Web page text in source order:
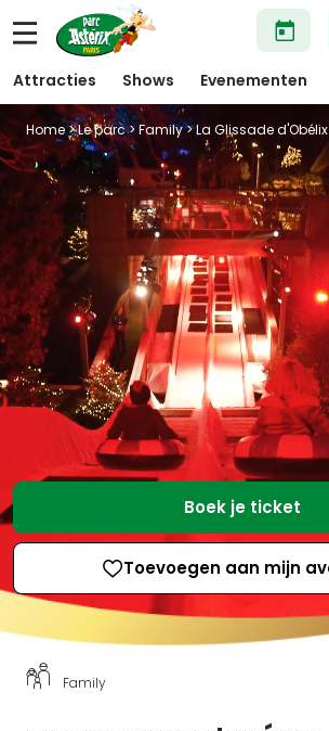
Overslaan
en
de
gaan
Attracties Shows Evenementen
Home>Le parc>Family> La Glissade d'Obélix
Boek je ticket
Toevoegen aan mijn
Family